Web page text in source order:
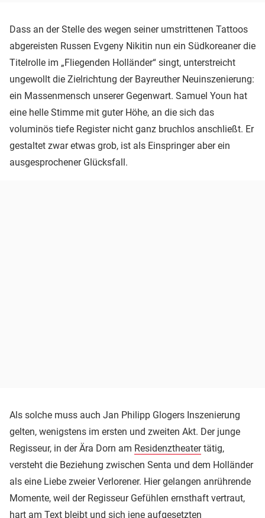
Dass an der Stelle des wegen seiner umstrittenen Tattoos
abgereisten Russen Evgeny Nikitin nun ein Südkoreaner die
Titelrolle im „Fliegenden Holländer“ singt, unterstreicht
ungewollt die Zielrichtung der Bayreuther Neuinszenierung:
ein Massenmensch unserer Gegenwart. Samuel Youn hat
eine helle Stimme mit guter Höhe, an die sich das
voluminös tiefe Register nicht ganz bruchlos anschließt. Er
gestaltet zwar etwas grob, ist als Einspringer aber ein
ausgesprochener Glücksfall.
Als solche muss auch Jan Philipp Glogers Inszenierung
gelten, wenigstens im ersten und zweiten Akt. Der junge
Regisseur, in der Ära Dorn am Residenztheatertätig,
versteht die Beziehung zwischen Senta und dem Holländer
als eine Liebe zweier Verlorener. Hier gelangen anrührende
Momente, weil der Regisseur Gefühlen ernsthaft vertraut,
hart am Text bleibt und sich jene aufgesetzten